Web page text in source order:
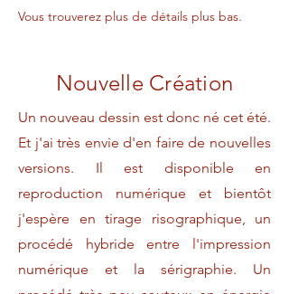
Vous trouverez plus de détails plus bas.
Nouvelle Création
Un nouveau dessin est donc né cet été.
Et j'ai très envie d'en faire de nouvelles
versions. Il est disponible en
reproduction numérique et bientôt
j'espère en tirage risographique, un
procédé hybride entre l'impression
numérique et la sérigraphie. Un